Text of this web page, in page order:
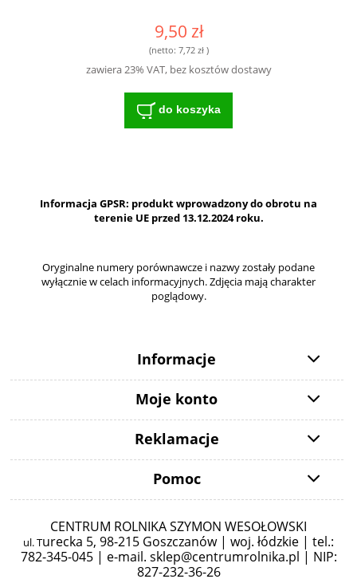
9,50 zł
(netto: 7,72 zł)
zawiera 23% VAT, bez kosztów dostawy
do koszyka
Informacja GPSR: produkt wprowadzony do obrotu na
terenie UE przed 13.12.2024 roku.
Oryginalne numery porównawcze i nazwy zostały podane
wyłącznie w celach informacyjnych. Zdjęcia mają charakter
poglądowy.
Informacje
Moje konto
Reklamacje
Pomoc
CENTRUM ROLNIKA SZYMON WESOŁOWSKI
ul. Turecka 5, 98-215 Goszczanów | woj. łódzkie | tel.:
782-345-045 | e-mail. sklep@centrumrolnika.pl | NIP:
827-232-36-26